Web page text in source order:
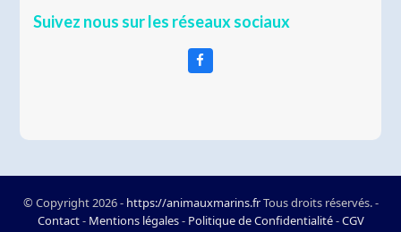
Suivez nous sur les réseaux sociaux
Facebook
© Copyright 2026 - https://animauxmarins.frTous droits réservés. -
Contact- Mentions légales- Politique de Confidentialité-CGV